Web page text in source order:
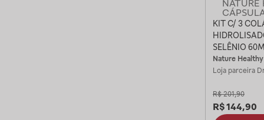
KIT C/ 3
SELÊNIO
HEALTHY
Nature Healthy
Loja parceira
R$ 201,90
R$144,90